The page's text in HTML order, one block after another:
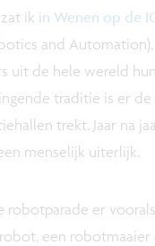
ik in Wenen op de
and
uit de hele wereld
traditie is er
trekt. Jaar na
menselijk uiterlijk.
robotparade er
een robotmaaier